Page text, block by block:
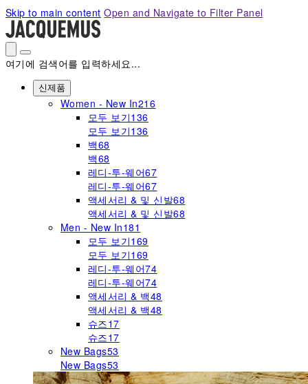
Please
note:
This
website
includes
accessibility
Skip to main content Open and Navigate to Filter Panel
여기에 검색어를 입력하세요...
신제품
Women - New In216
모두 보기136
모두 보기136
백68
백68
레디-투-웨어67
레디-투-웨어67
액세서리 & 및 신발68
액세서리 & 및 신발68
Men - New In181
모두 보기169
모두 보기169
레디-투-웨어74
레디-투-웨어74
액세서리 & 백48
액세서리 & 백48
슈즈17
슈즈17
New Bags53
New Bags53